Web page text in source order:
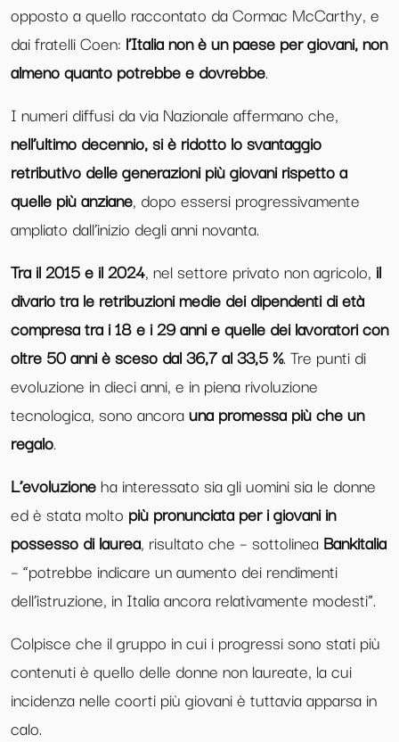
opposto a quello raccontato da Cormac McCarthy, e
dai fratelli Coen: l’Italia non è un paese per giovani, non
almeno quanto potrebbe e dovrebbe.
I numeri diffusi da via Nazionale affermano che,
nell’ultimo decennio, si è ridotto lo svantaggio
retributivo delle generazioni più giovani rispetto a
quelle più anziane, dopo essersi progressivamente
ampliato dall’inizio degli anni novanta.
Tra il 2015 e il 2024, nel settore privato non agricolo, il
divario tra le retribuzioni medie dei dipendenti di età
compresa tra i 18 e i 29 anni e quelle dei lavoratori con
oltre 50 anni è sceso dal 36,7 al 33,5 %. Tre punti di
evoluzione in dieci anni, e in piena rivoluzione
tecnologica, sono ancorauna promessa più che un
regalo.
L’evoluzioneha interessato sia gli uomini sia le donne
ed è stata molto più pronunciata per i giovani in
possesso di laurea, risultato che – sottolinea Bankitalia
– “potrebbe indicare un aumento dei rendimenti
dell’istruzione, in Italia ancora relativamente modesti”.
Colpisce che il gruppo in cui i progressi sono stati più
contenuti è quello delle donne non laureate, la cui
incidenza nelle coorti più giovani è tuttavia apparsa in
calo.